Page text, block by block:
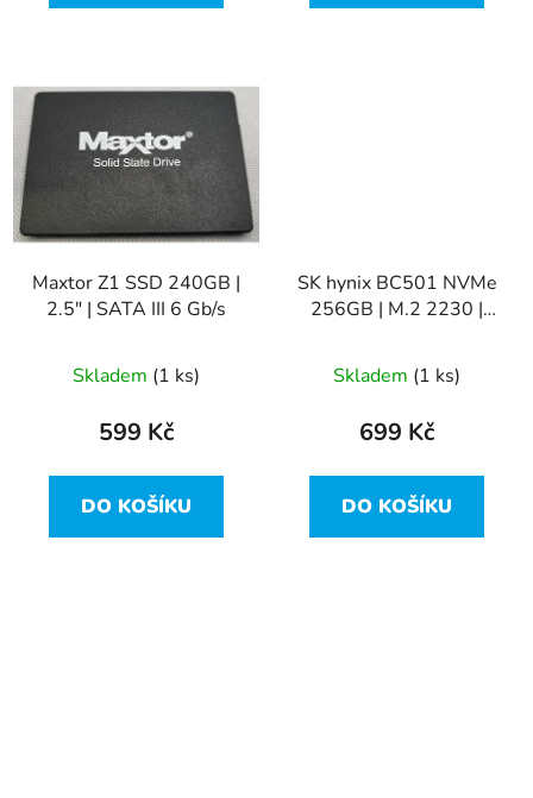
Maxtor Z1 SSD 240GB |
2.5" | SATA III 6 Gb/s
Skladem (1 ks)
599 Kč
DO KOŠÍKU
SK hynix BC501 NVMe
256GB | M.2 2230 |
Skladem (1 ks)
699 Kč
DO KOŠÍKU